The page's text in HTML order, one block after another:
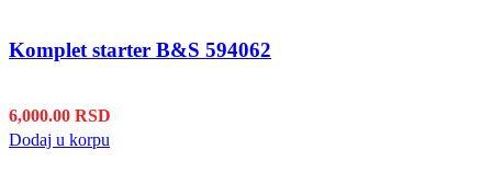
Komplet starter B&S 594062
6,000.00 RSD
Dodaj u korpu